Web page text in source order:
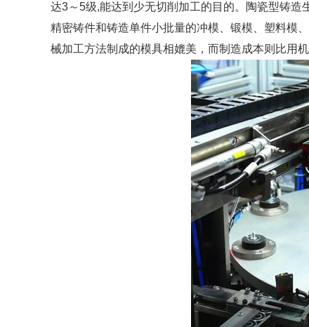
达3～5级,能达到少无切削加工的目的。陶瓷型铸
精密铸件和铸造单件小批量的冲模、锻模、塑料模
械加工方法制成的模具相媲美，而制造成本则比用